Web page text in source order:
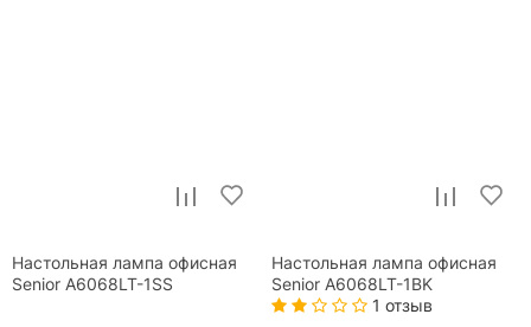
Настольная лампа офисная
Senior A6068LT-1SS
Настольная лампа офисная
Senior A6068LT-1BK
1 отзыв